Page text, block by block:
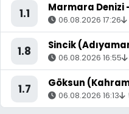
1.1 06.08.2026 17:26
1.8 Sincik
06.08.2026 16:55
1.7 Göksun
06.08.2026 16:13